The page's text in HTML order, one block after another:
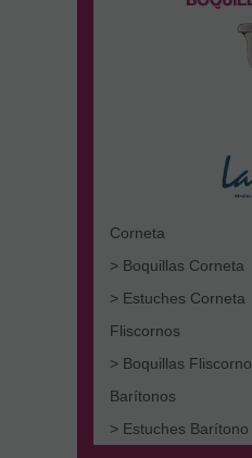
Corneta
> Boquillas Corneta
> Estuches Corneta
Fliscornos
> Boquillas Fliscorno
Barítonos
> Estuches Barítono